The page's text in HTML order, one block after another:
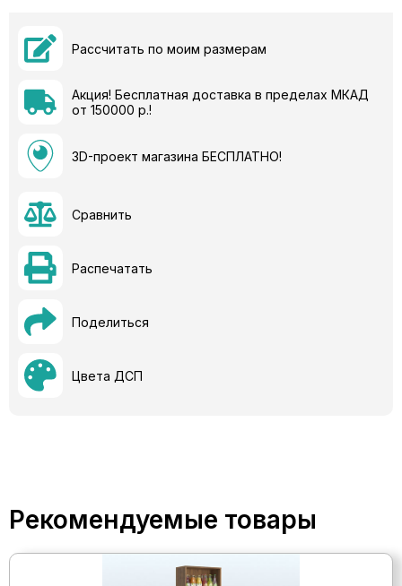
Рассчитать по моим размерам
Акция! Бесплатная доставка в пределах МКАД
от 150000 р.!
3D-проект магазина БЕСПЛАТНО!
Сравнить
Распечатать
Поделиться
Цвета ДСП
Рекомендуемые товары